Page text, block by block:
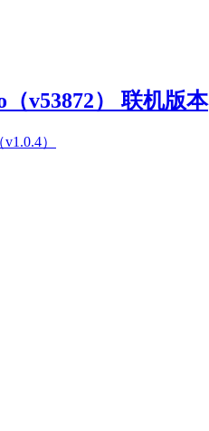
v53872） 联机版本